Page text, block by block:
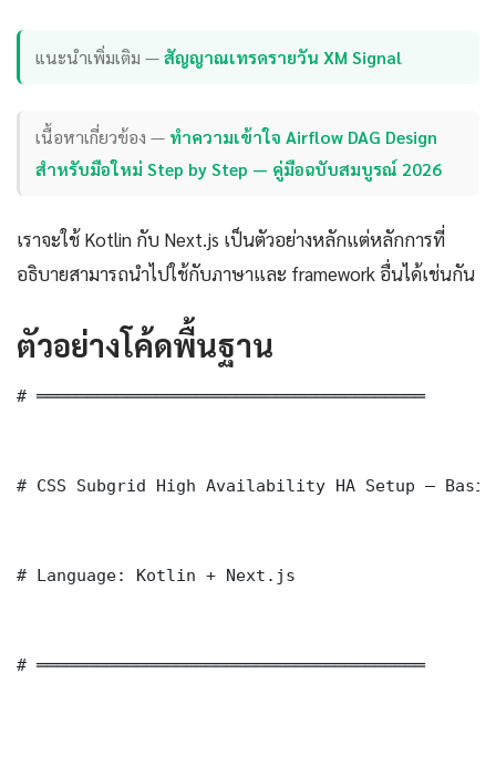
แนะนำเพิ่มเติม —สัญญาณเทรดรายวัน XM Signal
เนื้อหาเกี่ยวข้อง — ทำความเข้าใจ Airflow DAG Design
สำหรับมือใหม่ Step by Step — คู่มือฉบับสมบูรณ์ 2026
เราจะใช้ Kotlin กับ Next.js เป็นตัวอย่างหลักแต่หลักการที่
อธิบายสามารถนำไปใช้กับภาษาและ framework อื่นได้เช่นกัน
ตัวอย่างโค้ดพื้นฐาน
# ═══════════════════════════════════════
# CSS Subgrid High Availability HA Setup —
# Language: Kotlin + Next.js
# ═══════════════════════════════════════